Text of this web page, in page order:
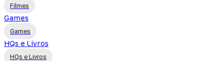
Filmes
Games
Games
HQs e Livros
HQs e Livros